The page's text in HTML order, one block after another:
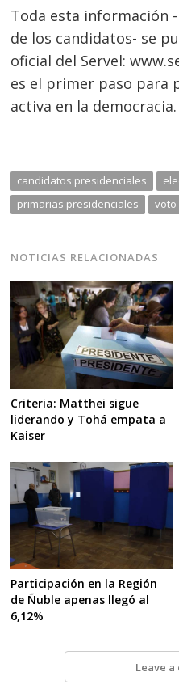
Toda esta información
de los candidatos- se
oficial del Servel:
es el primer paso para
activa en la democracia.
candidatos presidenciales
primarias presidenciales
voto
NOTICIAS RELACIONADAS
Criteria: Matthei sigue
liderando y Tohá empata a
Kaiser
Participación en la Región
de Ñuble apenas llegó al
6,12%
Leave